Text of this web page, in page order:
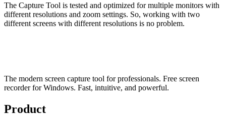
The Capture Tool is tested and optimized for multiple monitors with
different resolutions and zoom settings. So, working with two
different screens with different resolutions is no problem.
The modern screen capture tool for professionals. Free screen
recorder for Windows. Fast, intuitive, and powerful.
Product